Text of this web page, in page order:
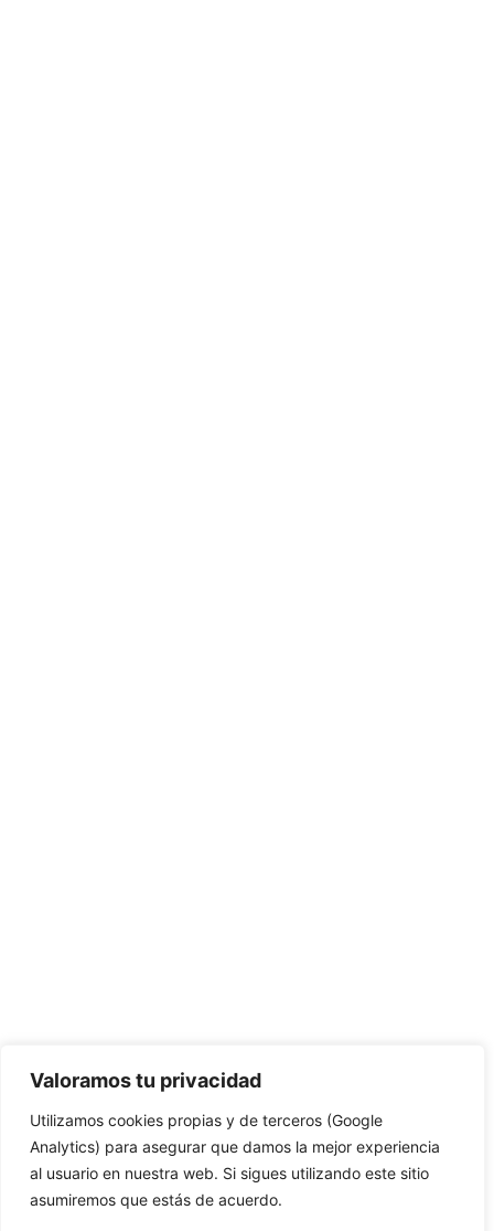
Valoramos tu privacidad
Utilizamos cookies propias y de terceros (Google
Analytics) para asegurar que damos la mejor experiencia
al usuario en nuestra web. Si sigues utilizando este sitio
asumiremos que estás de acuerdo.